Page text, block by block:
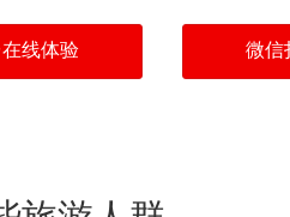
在线体验 微信